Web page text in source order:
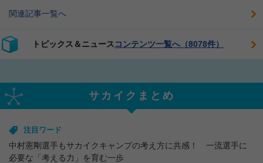
関連記事一覧へ
トピックス＆ニュース コンテンツ一覧へ（8078件）
サカイクまとめ
注目ワード
中村憲剛選手もサカイクキャンプの考え方に共感！ 一流選手に
必要な「考える力」を育む一歩